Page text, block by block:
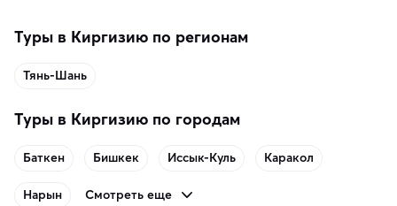
Туры в Киргизию по регионам
Тянь-Шань
Туры в Киргизию по городам
Баткен Бишкек Иссык-Куль Каракол
Нарын Смотреть еще